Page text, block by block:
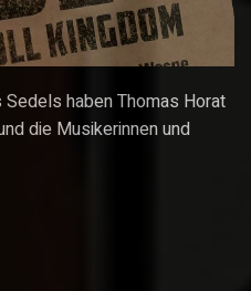
haben Thomas Horat
die Musikerinnen und